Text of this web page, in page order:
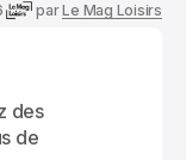
parLe Mag Loisirs
des
de